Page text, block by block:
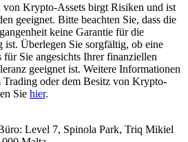
von Krypto-Assets birgt Risiken und ist
geeignet. Bitte beachten Sie, dass die
keine Garantie für die
Überlegen Sie sorgfältig, ob eine
Sie angesichts Ihrer finanziellen
geeignet ist. Weitere Informationen
oder dem Besitz von Krypto-
Sie hier.
Level 7, Spinola Park, Triq Mikiel